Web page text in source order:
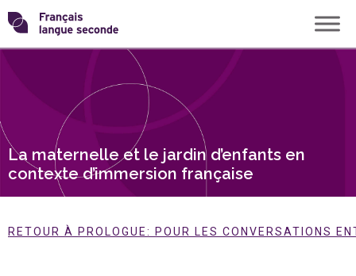
Skip
to
content
Transformons
langue
La maternelle et le jardin d’enfants en
contexte d’immersion française
RETOUR À PROLOGUE: POUR LES CONVERSATIONS